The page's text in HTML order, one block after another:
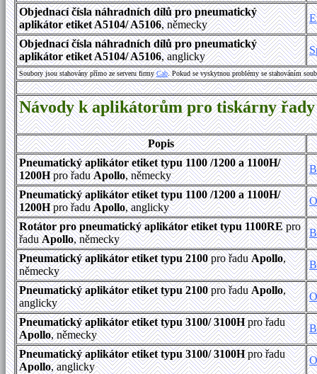
Objednací čísla náhradních dílů pro pneumatický
aplikátor etiket A5104/ A5106, německy
Objednací čísla náhradních dílů pro pneumatický
aplikátor etiket A5104/ A5106, anglicky
Soubory jsou stahovány přímo ze serveru firmyCab. Pokud se vyskytnou problémy se stahováním
Návody k aplikátorům pro tiskárny řady
Popis
Pneumatický aplikátor etiket typu 1100 /1200 a 1100H/
1200Hpro řaduApollo, německy
Pneumatický aplikátor etiket typu 1100 /1200 a 1100H/
1200Hpro řaduApollo, anglicky
Rotátor pro pneumatický aplikátor etiket typu 1100REpro
řaduApollo, německy
Pneumatický aplikátor etiket typu 2100pro řaduApollo,
německy
Pneumatický aplikátor etiket typu 2100pro řaduApollo,
anglicky
Pneumatický aplikátor etiket typu 3100/ 3100Hpro řadu
Apollo, německy
Pneumatický aplikátor etiket typu 3100/ 3100Hpro řadu
Apollo, anglicky